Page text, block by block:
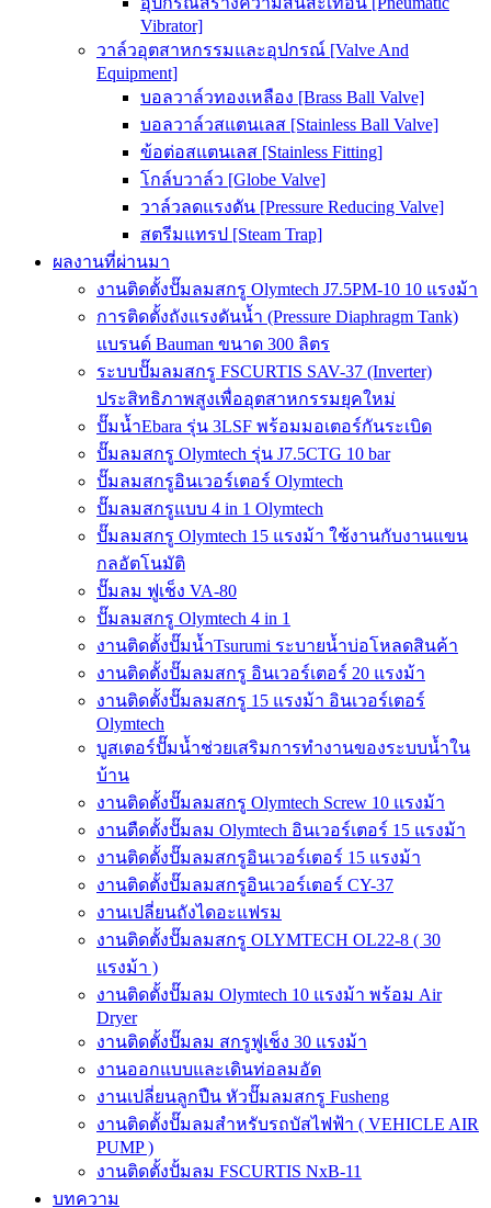
Vibrator]
วาล์วอุตสาหกรรมและอุปกรณ์ [Valve And
Equipment]
บอลวาล์วทองเหลือง [Brass Ball Valve]
บอลวาล์วสแตนเลส [Stainless Ball Valve]
ข้อต่อสแตนเลส [Stainless Fitting]
โกล์บวาล์ว [Globe Valve]
วาล์วลดแรงดัน [Pressure Reducing Valve]
สตรีมแทรป [Steam Trap]
ผลงานที่ผ่านมา
งานติดตั้งปั๊มลมสกรู Olymtech J7.5PM-10 10 แรงม้า
การติดตั้งถังแรงดันน้ำ (Pressure Diaphragm Tank)
แบรนด์ Bauman ขนาด 300 ลิตร
ระบบปั๊มลมสกรู FSCURTIS SAV-37 (Inverter)
ประสิทธิภาพสูงเพื่ออุตสาหกรรมยุคใหม่
ปั๊มน้ำEbara รุ่น 3LSF พร้อมมอเตอร์กันระเบิด
ปั๊มลมสกรู Olymtech รุ่น J7.5CTG 10 bar
ปั๊มลมสกรูอินเวอร์เตอร์ Olymtech
ปั๊มลมสกรูแบบ 4 in 1 Olymtech
ปั๊มลมสกรู Olymtech 15 แรงม้า ใช้งานกับงานแขน
กลอัตโนมัติ
ปั๊มลม ฟูเช็ง VA-80
ปั๊มลมสกรู Olymtech 4 in 1
งานติดตั้งปั๊มน้ำTsurumi ระบายน้ำบ่อโหลดสินค้า
งานติดตั้งปั๊มลมสกรู อินเวอร์เตอร์ 20 แรงม้า
งานติดตั้งปั๊มลมสกรู 15 แรงม้า อินเวอร์เตอร์
Olymtech
บูสเตอร์ปั๊มน้ำช่วยเสริมการทำงานของระบบน้ำใน
บ้าน
งานติดตั้งปั๊มลมสกรู Olymtech Screw 10 แรงม้า
งานตืดตั้งปั๊มลม Olymtech อินเวอร์เตอร์ 15 แรงม้า
งานติดตั้งปั๊มลมสกรูอินเวอร์เตอร์ 15 แรงม้า
งานติดตั้งปั๊มลมสกรูอินเวอร์เตอร์ CY-37
งานเปลี่ยนถังไดอะแฟรม
งานติดตั้งปั๊มลมสกรู OLYMTECH OL22-8 ( 30
แรงม้า )
งานติดตั้งปั๊มลม Olymtech 10 แรงม้า พร้อม Air
Dryer
งานติดตั้งปั๊มลม สกรูฟูเช็ง 30 แรงม้า
งานออกแบบและเดินท่อลมอัด
งานเปลี่ยนลูกปืน หัวปั๊มลมสกรู Fusheng
งานติดตั้งปั๊มลมสำหรับรถบัสไฟฟ้า ( VEHICLE AIR
PUMP )
งานติดตั้งปั้มลม FSCURTIS NxB-11
บทความ